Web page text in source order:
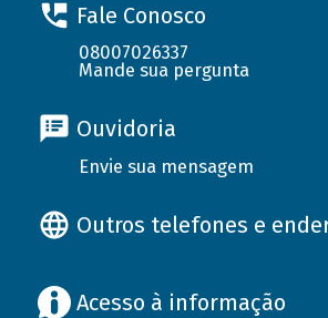
Fale Conosco
08007026337
Mande sua pergunta
Ouvidoria
Envie sua mensagem
Outros telefones e
Acesso à informação